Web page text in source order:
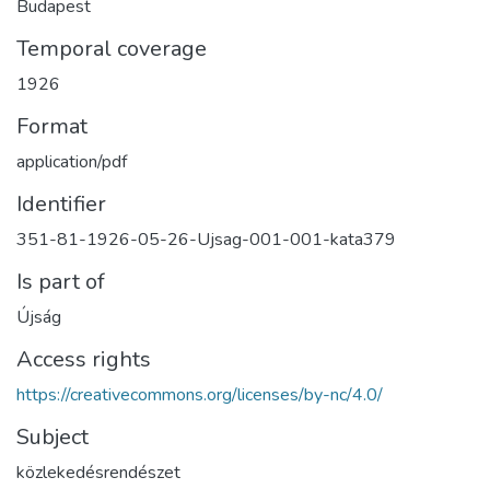
Budapest
Temporal coverage
1926
Format
application/pdf
Identifier
351-81-1926-05-26-Ujsag-001-001-kata379
Is part of
Újság
Access rights
https://creativecommons.org/licenses/by-nc/4.0/
Subject
közlekedésrendészet